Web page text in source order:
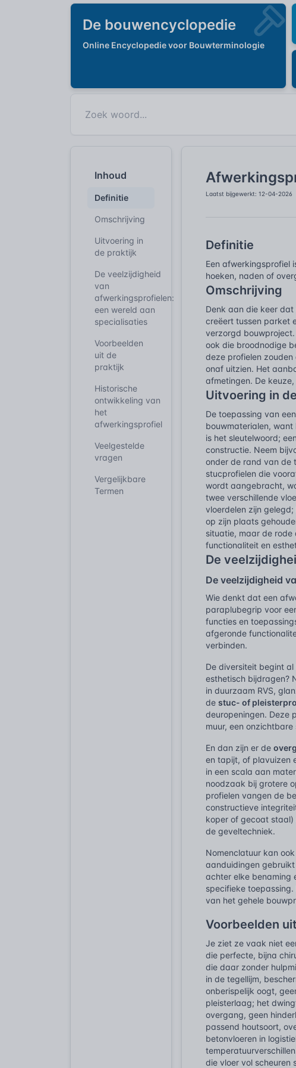
De bouwencyclopedie
Online Encyclopedie voor Bouwterminologie
Inhoud
Definitie
Omschrijving
Uitvoering in
de praktijk
De veelzijdigheid
van
afwerkingsprofielen:
een wereld aan
specialisaties
Voorbeelden
uit de
praktijk
Historische
ontwikkeling van
het
afwerkingsprofiel
Veelgestelde
vragen
Vergelijkbare
Termen
Laatst bijgewerkt: 12-04-2026
Definitie
Een afwerkingsprofiel
hoeken, naden of
Omschrijving
Denk aan die keer
creëert tussen parket
verzorgd
ook die broodnodige
deze profielen
onaf uitzien. Het
afmetingen. De
Uitvoering in
De toepassing van
bouwmaterialen,
is het sleutelwoord;
constructie. Neem
onder de rand van de
stucprofielen die
wordt aangebracht,
twee verschillende
vloerdelen zijn
op zijn plaats
situatie, maar de rode
functionaliteit en
De
De veelzijdigheid
Wie denkt dat een
paraplubegrip voor
functies en
afgeronde
verbinden.
De diversiteit begint
esthetisch bijdragen?
in duurzaam RVS,
destuc- of
deuropeningen. Deze
muur, een
En dan zijn er de
en tapijt, of plavuizen
in een scala aan
noodzaak bij grotere
profielen vangen de
constructieve
koper of gecoat
de geveltechniek.
Nomenclatuur kan
aanduidingen
achter elke benaming
specifieke
van het gehele
Voorbeelden
Je ziet ze vaak niet
die perfecte, bijna
die daar zonder
in de tegellijm,
onberispelijk oogt,
pleisterlaag; het
overgang, geen
passend houtsoort,
betonvloeren in
die vloer vol